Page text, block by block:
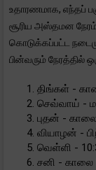
உதாரணமாக, எந்தப்
சூரிய அஸ்தமன
கொடுக்கப்பட்ட
பின்வரும் நேரத்தில்
திங்கள் -
செவ்வாய் -
புதன் -
வியாழன் -
வெள்ளி -
சனி - காலை